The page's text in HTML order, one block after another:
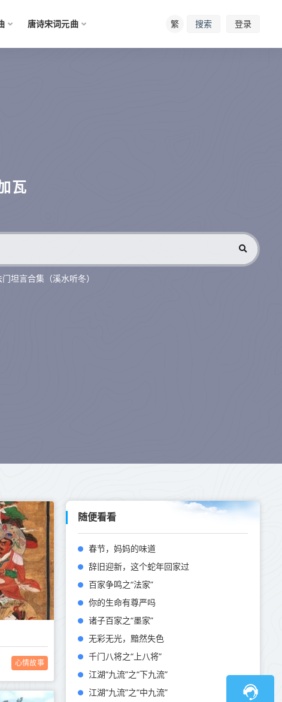
唐诗宋词元曲 繁 搜索 登录
瓦
坦言合集（溪水听冬）
心情故事
随便看看
春节，妈妈的味道
辞旧迎新，这个蛇年回家过
百家争鸣之“法家”
你的生命有尊严吗
诸子百家之“墨家”
无彩无光，黯然失色
千门八将之“上八将”
江湖“九流”之“下九流”
江湖“九流”之“中九流”